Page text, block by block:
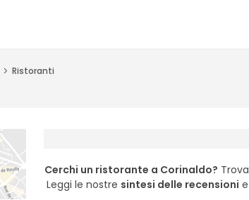
Ristoranti
Cerchi un ristorante a Corinaldo?
Leggi le nostre sintesi delle recensioni